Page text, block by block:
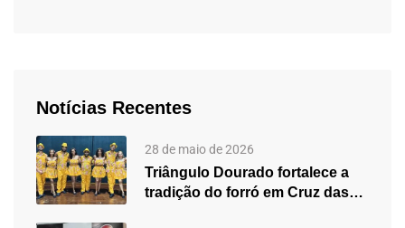
Notícias Recentes
28 de maio de 2026
Triângulo Dourado fortalece a
tradição do forró em Cruz das…